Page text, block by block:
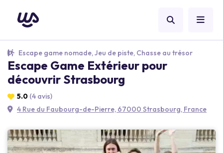
Escape game nomade, Jeu de piste, Chasse au trésor
Escape Game Extérieur pour
découvrir Strasbourg
5.0 (4 avis)
4 Rue du Faubourg-de-Pierre, 67000 Strasbourg, France